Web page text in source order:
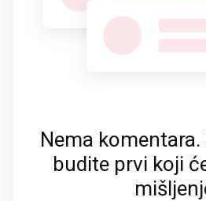
Nema komentara.
budite prvi koji